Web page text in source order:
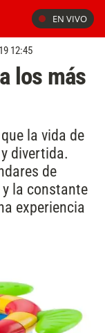
EN VIVO
12:45
los más
la vida de
divertida.
de
la constante
experiencia